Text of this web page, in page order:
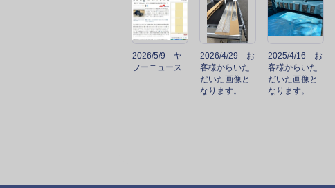
2026/5/9 ヤ
フーニュース
2026/4/29 お
客様からいた
だいた画像と
なります。
2025/4/16 お
客様からいた
だいた画像と
なります。